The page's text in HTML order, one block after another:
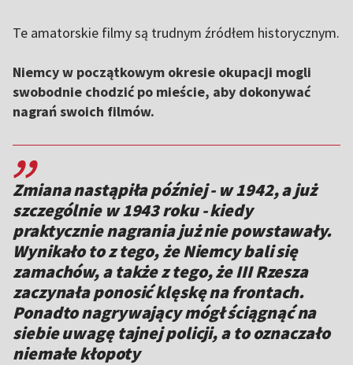
Te amatorskie filmy są trudnym źródłem historycznym.
Niemcy w początkowym okresie okupacji mogli
swobodnie chodzić po mieście, aby dokonywać
nagrań swoich filmów.
,,
Zmiana nastąpiła później - w 1942, a już
szczególnie w 1943 roku - kiedy
praktycznie nagrania już nie powstawały.
Wynikało to z tego, że Niemcy bali się
zamachów, a także z tego, że III Rzesza
zaczynała ponosić klęskę na frontach.
Ponadto nagrywający mógł ściągnąć na
siebie uwagę tajnej policji, a to oznaczało
niemałe kłopoty